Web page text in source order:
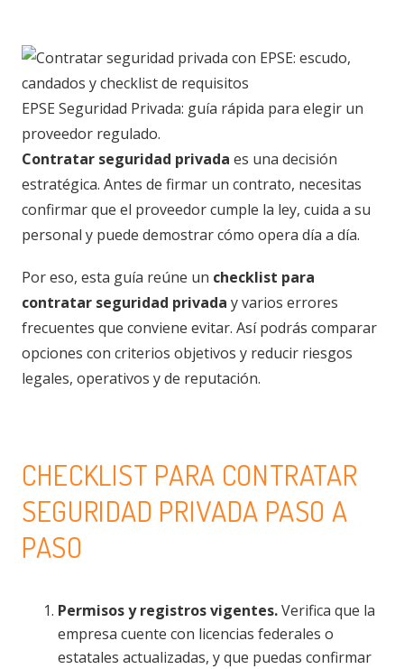
EPSE Seguridad Privada: guía rápida para elegir un
proveedor regulado.
Contratar seguridad privada es una decisión
estratégica. Antes de firmar un contrato, necesitas
confirmar que el proveedor cumple la ley, cuida a su
personal y puede demostrar cómo opera día a día.
Por eso, esta guía reúne un checklist para
contratar seguridad privada y varios errores
frecuentes que conviene evitar. Así podrás comparar
opciones con criterios objetivos y reducir riesgos
legales, operativos y de reputación.
CHECKLIST PARA CONTRATAR
SEGURIDAD PRIVADA PASO A
PASO
Permisos y registros vigentes.Verifica que la
empresa cuente con licencias federales o
estatales actualizadas, y que puedas confirmar